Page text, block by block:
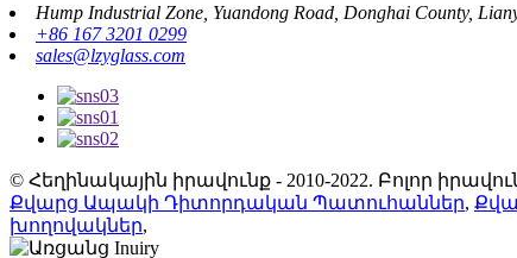
Hump ​​Industrial Zone, Yuandong Road, Donghai County,
+86 167 3201 0299
sales@lzyglass.com
© Հեղինակային իրավունք - 2010-2022. Բոլոր
Քվարց Ապակի Դիտորդական Պատուհաններ,
խողովակներ,